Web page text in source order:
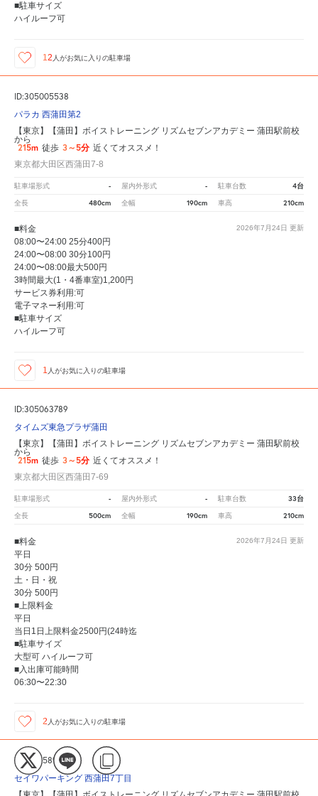
■駐車サイズ
ハイルーフ可
12 人がお気に入りの駐車場
ID:305005538
パラカ 西蒲田第2
【東京】【蒲田】ボイストレーニング リズムセブンアカデミー 蒲田駅前校
から
215m 徒歩 3～5分 近くてオススメ！
東京都大田区西蒲田7-8
駐車場形式 - 屋内外形式 - 駐車台数 4台
全長 480cm 全幅 190cm 車高 210cm
2026年7月24日 更新
■料金
08:00〜24:00 25分400円
24:00〜08:00 30分100円
24:00〜08:00最大500円
3時間最大(1・4番車室)1,200円
サービス券利用:可
電子マネー利用:可
■駐車サイズ
ハイルーフ可
1 人がお気に入りの駐車場
ID:305063789
タイムズ東急プラザ蒲田
【東京】【蒲田】ボイストレーニング リズムセブンアカデミー 蒲田駅前校
から
215m 徒歩 3～5分 近くてオススメ！
東京都大田区西蒲田7-69
駐車場形式 - 屋内外形式 - 駐車台数 33台
全長 500cm 全幅 190cm 車高 210cm
2026年7月24日 更新
■料金
平日
30分 500円
土・日・祝
30分 500円
■上限料金
平日
当日1日上限料金2500円(24時迄
■駐車サイズ
大型可 ハイルーフ可
■入出庫可能時間
06:30〜22:30
2 人がお気に入りの駐車場
ID:305158924
セイワパーキング 西蒲田7丁目